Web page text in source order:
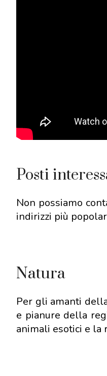
Posti
Non possiamo
indirizzi più
Natura
Per gli amanti
e pianure della
animali esotici e la